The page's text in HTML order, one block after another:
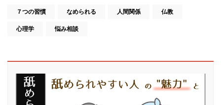
７つの習慣 なめられる 人間関係 仏教
心理学 悩み相談